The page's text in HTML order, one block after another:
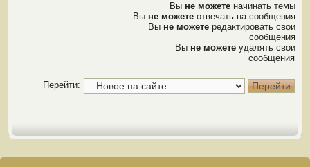
Вы не можете начинать темы
Вы не можете отвечать на сообщения
Вы не можете редактировать свои
сообщения
Вы не можете удалять свои
сообщения
Перейти: